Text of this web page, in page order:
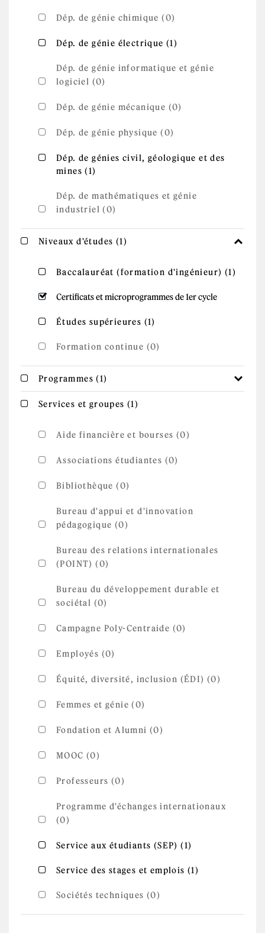
Dép. de génie chimique (0)
Apply Dép. de génie électrique filter
Dép. de génie électrique (1)
filter
Dép. de génie informatique et génie
logiciel (0)
Dép. de génie mécanique (0)
Dép. de génie physique (0)
Apply Dép. de génies civil, géologique et
des mines filter
Dép. de génies civil, géologique et des
mines (1)
Dép. de mathématiques et génie
industriel (0)
Apply Niveaux d'études filter
Niveaux d'études (1)
Apply Baccalauréat (formation
Baccalauréat (formation d'ingénieur) (1)
Remove Certificats et microprogrammes
Certificats et microprogrammes de 1er cycle
Apply Études supérieures filter
Études supérieures (1)
Formation continue (0)
Apply Programmes filter
Programmes (1)
Apply Services et groupes filter
Services et groupes (1)
Aide financière et bourses (0)
Associations étudiantes (0)
Bibliothèque (0)
Bureau d'appui et d'innovation
pédagogique (0)
Bureau des relations internationales
(POINT) (0)
Bureau du développement durable et
sociétal (0)
Campagne Poly-Centraide (0)
Employés (0)
Équité, diversité, inclusion (ÉDI) (0)
Femmes et génie (0)
Fondation et Alumni (0)
MOOC (0)
Professeurs (0)
Programme d'échanges internationaux
(0)
Apply Service aux étudiants (SEP) filter
Service aux étudiants (SEP) (1)
(SEP) filter
Apply Service des stages et emplois filter
Service des stages et emplois (1)
Sociétés techniques (0)